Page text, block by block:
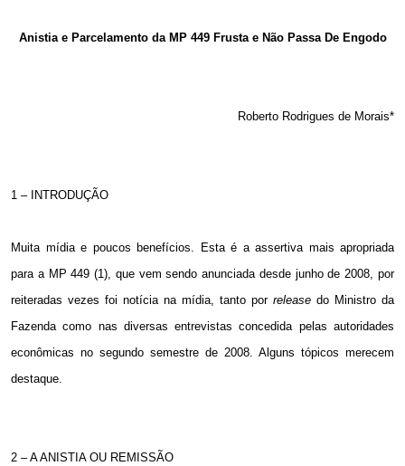
Anistia e Parcelamento da MP 449 Frusta e Não Passa De Engodo
Roberto Rodrigues de Morais*
1 – INTRODUÇÃO
Muita mídia e poucos benefícios. Esta é a assertiva mais apropriada
para a MP 449 (1), que vem sendo anunciada desde junho de 2008, por
reiteradas vezes foi notícia na mídia, tanto por release do Ministro da
Fazenda como nas diversas entrevistas concedida pelas autoridades
econômicas no segundo semestre de 2008. Alguns tópicos merecem
destaque.
2 – A ANISTIA OU REMISSÃO